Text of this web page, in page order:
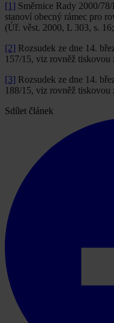
[1] Směrnice Rady 2000/
stanoví obecný rámec pro
(Úř. věst. 2000, L 303, s.
[2] Rozsudek ze dne 14.
157/15, viz rovněž tiskovou
[3] Rozsudek ze dne 14.
188/15, viz rovněž tiskovou
Sdílet článek